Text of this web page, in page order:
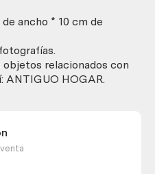
ancho * 10 cm de
objetos relacionados con
ANTIGUO HOGAR.